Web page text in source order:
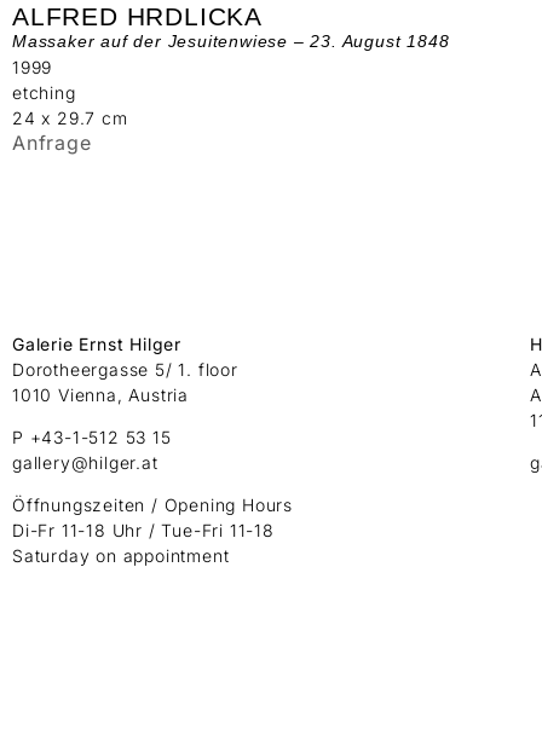
ALFRED HRDLICKA
Massaker auf der Jesuitenwiese – 23. August 1848
1999
etching
24 x 29.7 cm
Anfrage
Galerie Ernst Hilger
Dorotheergasse 5/ 1. floor
1010 Vienna, Austria
P +43-1-512 53 15
gallery@hilger.at
Öffnungszeiten / Opening Hours
Di-Fr 11-18 Uhr / Tue-Fri 11-18
Saturday on appointment